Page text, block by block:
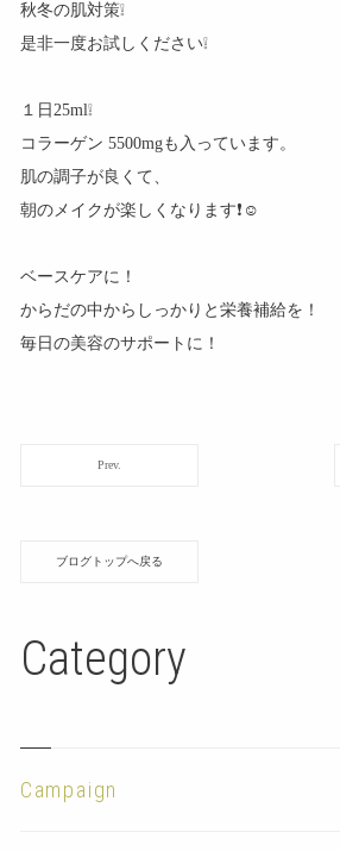
秋冬の肌対策❕
是非一度お試しください❕
１日25ml❕
コラーゲン 5500mgも入っています。
肌の調子が良くて、
朝のメイクが楽しくなります❗☺️
ベースケアに！
からだの中からしっかりと栄養補給を！
毎日の美容のサポートに！
Prev.
ブログトップへ戻る
Category
Campaign